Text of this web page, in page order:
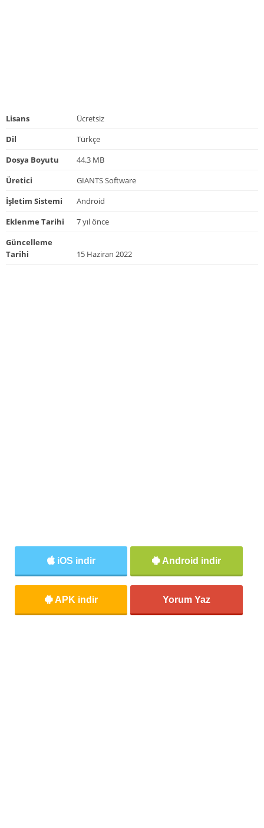
Lisans
Ücretsiz
Dil
Türkçe
Dosya Boyutu
44.3 MB
Üretici
GIANTS Software
İşletim Sistemi
Android
Eklenme Tarihi
7 yıl önce
Güncelleme
Tarihi
15 Haziran 2022
iOS indir Android indir
APK indir Yorum Yaz